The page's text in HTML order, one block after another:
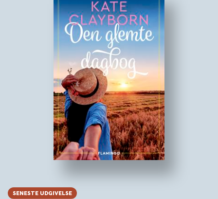
SENESTE UDGIVELSE